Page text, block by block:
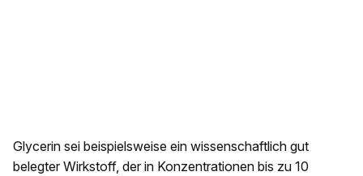
Glycerin sei beispielsweise ein wissenschaftlich gut
belegter Wirkstoff, der in Konzentrationen bis zu 10